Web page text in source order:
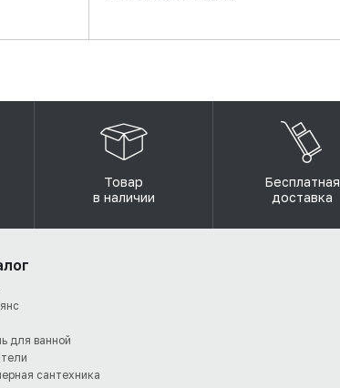
Товар
в наличии
Бесплатная
доставка
для ванной
сантехника